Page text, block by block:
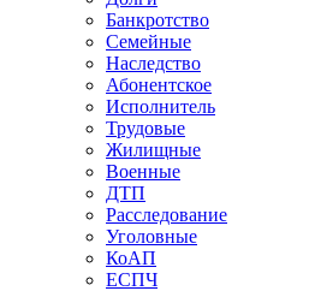
Банкротство
Семейные
Наследство
Абонентское
Исполнитель
Трудовые
Жилищные
Военные
ДТП
Расследование
Уголовные
КоАП
ЕСПЧ